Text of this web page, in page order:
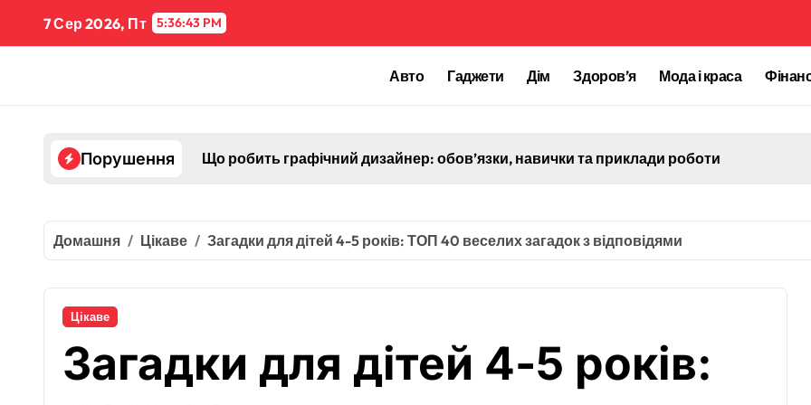
контенту
7 Сер 2026, Пт 5:36:44 PM
Авто Гаджети Дім Здоровʼя Мода і краса
Порушення Що робить графічний дизайнер: обов’язки, навички та приклади роботи
Домашня Цікаве Загадки для дітей 4-5 років: ТОП 40 веселих загадок з відповідями
Цікаве
Загадки для дітей 4-5 років: